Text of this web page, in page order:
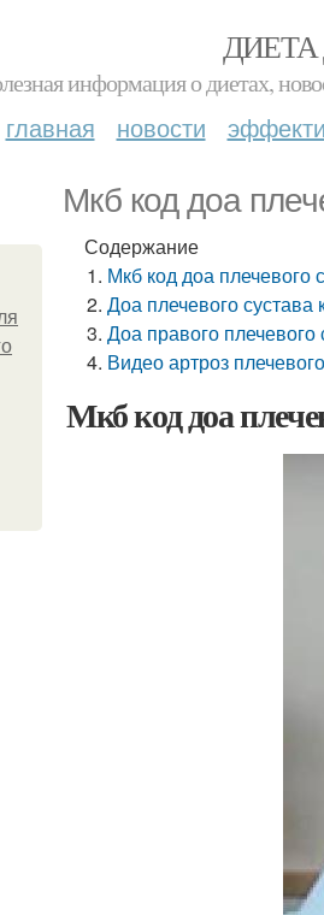
информация о диетах,
главная новости
Мкб код доа
Содержание
Мкб код доа плечевого
Доа плечевого
Доа правого
Видео артроз
Мкб код доа